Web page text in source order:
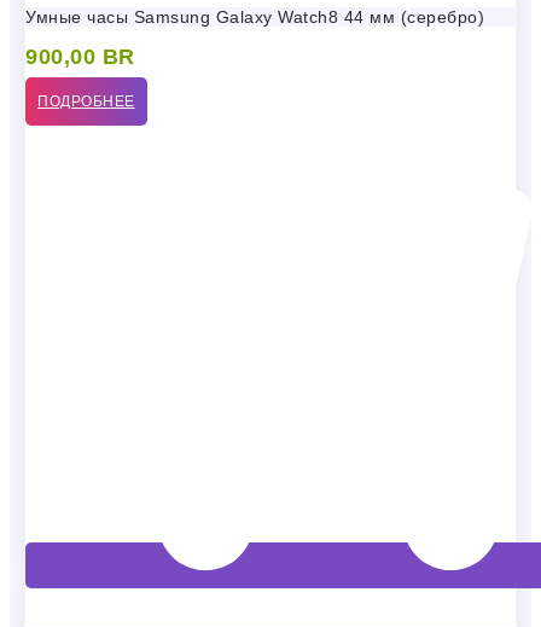
Умные часы Samsung Galaxy Watch8 44 мм (серебро)
900,00 BR
ПОДРОБНЕЕ